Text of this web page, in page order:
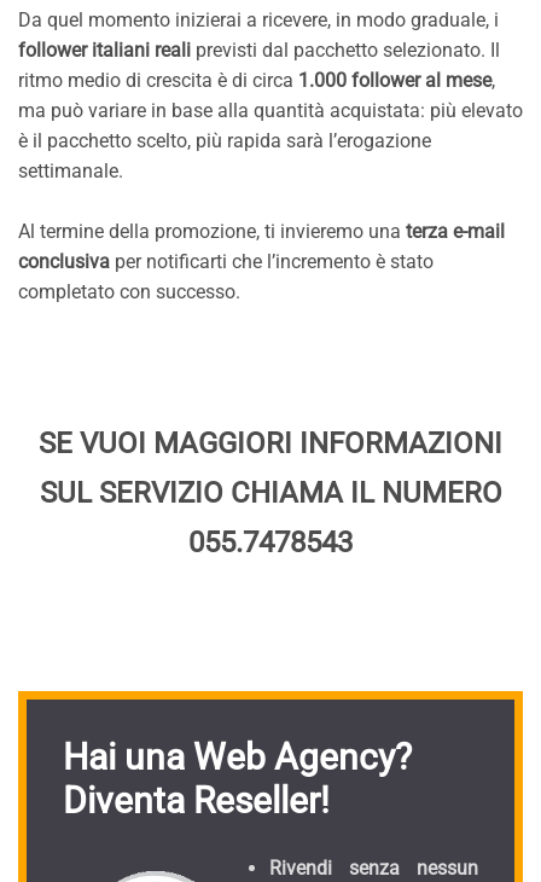
Da quel momento inizierai a ricevere, in modo graduale, i
follower italiani reali previsti dal pacchetto selezionato. Il
ritmo medio di crescita è di circa 1.000 follower al mese,
ma può variare in base alla quantità acquistata: più elevato
è il pacchetto scelto, più rapida sarà l’erogazione
settimanale.
Al termine della promozione, ti invieremo una terza e-mail
conclusiva per notificarti che l’incremento è stato
completato con successo.
SE VUOI MAGGIORI INFORMAZIONI
SUL SERVIZIO CHIAMA IL NUMERO
055.7478543
Hai una Web Agency?
Diventa Reseller!
Rivendi senza nessun